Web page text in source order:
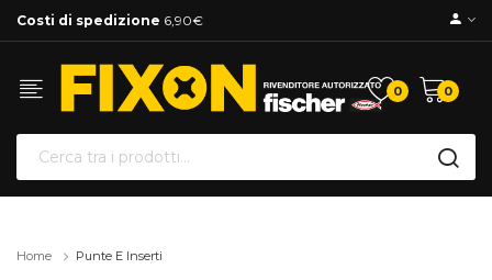
Costi di spedizione 6,90€
0 0
Home Punte E Inserti